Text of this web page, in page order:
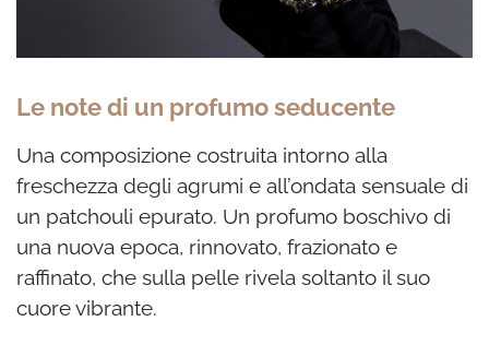
Le note di un profumo seducente
Una composizione costruita intorno alla
freschezza degli agrumi e all’ondata sensuale di
un patchouli epurato. Un profumo boschivo di
una nuova epoca, rinnovato, frazionato e
raffinato, che sulla pelle rivela soltanto il suo
cuore vibrante.